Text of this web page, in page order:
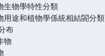
生物學特性分類
用途和植物學係統相結閤分類
布
物